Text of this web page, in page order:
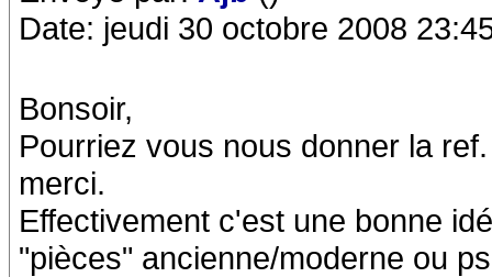
Date: jeudi 30 octobre 2008
Bonsoir,
Pourriez vous nous donner la
merci.
Effectivement c'est une bonne
"pièces" ancienne/moderne ou